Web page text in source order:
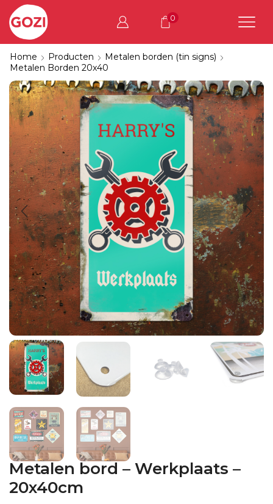
0
Home Producten
Metalen borden (tin signs)
Metalen Borden 20x40
Metalen bord – Werkplaats –
20x40cm